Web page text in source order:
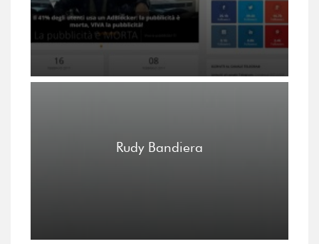
Rudy Bandiera